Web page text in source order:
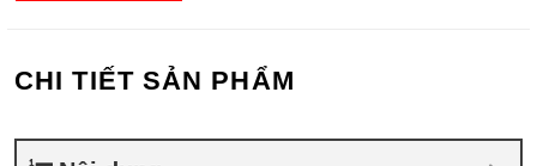
CHI TIẾT SẢN PHẨM